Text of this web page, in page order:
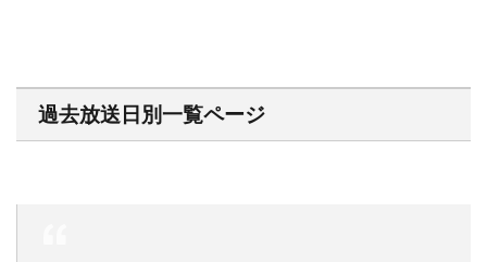
過去放送日別一覧ページ